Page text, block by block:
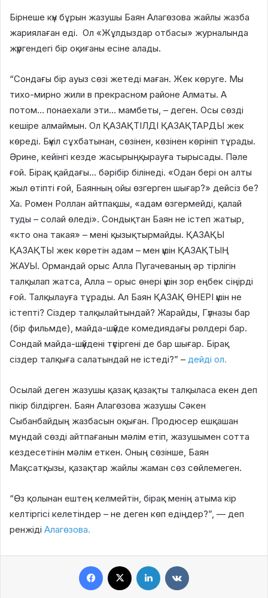
Бірнеше күн бұрын жазушы Баян Алагөзова жайлы жазба
жариялаған еді. Ол «Жұлдыздар отбасы» журналында
жүргендегі бір оқиғаны есіне алады.
“Сондағы бір ауыз сөзі жетеді маған. Жек көруге. Мы
тихо-мирно жили в прекрасном районе Алматы. А
потом… понаехали эти… мамбеты, – деген. Осы сөзді
кешіре алмаймын. Ол ҚАЗАҚТІЛДІ ҚАЗАҚТАРДЫ жек
көреді. Бүкіл сұхбатынан, сөзінен, көзінен көрініп тұрады.
Әрине, кейінгі кезде жасырыңқырауға тырысады. Пәле
ғой. Бірақ қайдағы… бәрібір білінеді. «Одан бері он алты
жыл өтіпті ғой, Баянның ойы өзгерген шығар?» дейсіз бе?
Ха. Ромен Роллан айтпақшы, «адам өзгермейді, қалай
туды – солай өледі». Сондықтан Баян не істеп жатыр,
«кто она такая» – мені қызықтырмайды. ҚАЗАҚЫ
ҚАЗАҚТЫ жек көретін адам – мен үшін ҚАЗАҚТЫҢ
ЖАУЫ. Ормандай орыс Алла Пугачеваның әр тірлігін
талқылап жатса, Алла – орыс өнері үшін зор еңбек сіңірді
ғой. Талқылауға тұрады. Ал Баян ҚАЗАҚ ӨНЕРІ үшін не
істепті? Сіздер талқылайтындай? Жарайды, Гүлназы бар
(бір фильмде), майда-шүйде комедиядағы рөлдері бар.
Сондай майда-шүйдені түсіргені де бар шығар. Бірақ
сіздер талқыға салатындай не істеді?” – дейді ол.
Осылай деген жазушы қазақ қазақты талқыласа екен деп
пікір білдірген. Баян Алагөзова жазушы Сәкен
Сыбанбайдың жазбасын оқыған. Продюсер ешқашан
мұндай сөзді айтпағанын мәлім етіп, жазушымен сотта
кездесетінін мәлім еткен. Оның сөзінше, Баян
Мақсатқызы, қазақтар жайлы жаман сөз сөйлемеген.
“Өз қолынан ештең келмейтін, бірақ менің атыма кір
келтіргісі келетіндер – не деген көп едіңдер?”, — деп
ренжіді Алагөзова.